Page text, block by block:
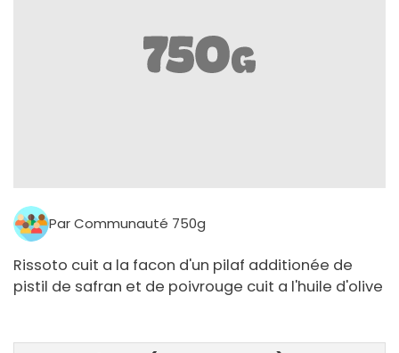
Par Communauté 750g
Rissoto cuit a la facon d'un pilaf additionée de
pistil de safran et de poivrouge cuit a l'huile d'olive